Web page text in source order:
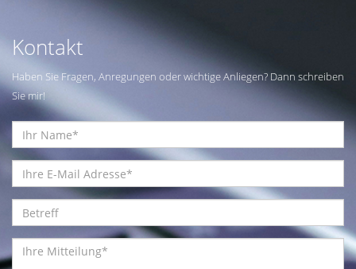
Kontakt
Haben Sie Fragen, Anregungen oder wichtige Anliegen? Dann schreiben
Sie mir!